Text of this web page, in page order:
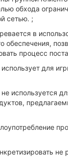
обхода
сетью. ;
в
обеспечения,
процесс
использует для
не используется
не